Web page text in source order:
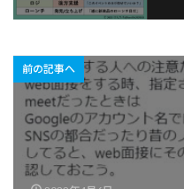
前の記事へ